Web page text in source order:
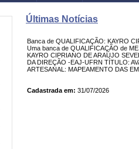
Últimas Notícias
Banca de QUALIFICAÇÃO: KAYRO
Uma banca de QUALIFICAÇÃO de
KAYRO CIPRIANO DE ARAÚJO
DA DIREÇÃO -EAJ-UFRN TÍTULO:
ARTESANAL: MAPEAMENTO DAS
Cadastrada em: 31/07/2026